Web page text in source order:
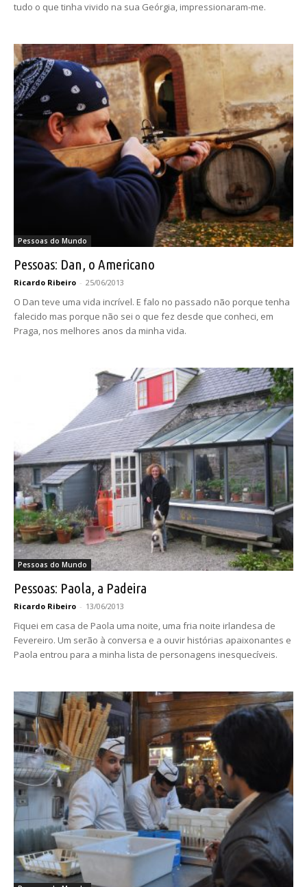
tudo o que tinha vivido na sua Geórgia, impressionaram-me.
Pessoas do Mundo
Pessoas: Dan, o Americano
Ricardo Ribeiro - 25/06/2013
O Dan teve uma vida incrível. E falo no passado não porque tenha
falecido mas porque não sei o que fez desde que conheci, em
Praga, nos melhores anos da minha vida.
Pessoas do Mundo
Pessoas: Paola, a Padeira
Ricardo Ribeiro - 13/06/2013
Fiquei em casa de Paola uma noite, uma fria noite irlandesa de
Fevereiro. Um serão à conversa e a ouvir histórias apaixonantes e
Paola entrou para a minha lista de personagens inesquecíveis.